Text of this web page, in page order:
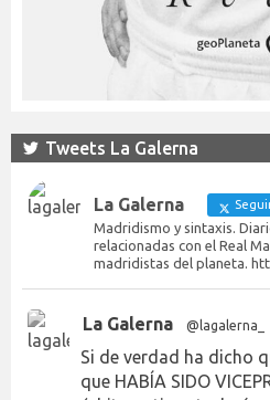
Tweets La Galerna
La Galerna
Madridismo y sintaxis.
relacionadas con el Real
madridistas del planeta.
La Galerna @lagalerna_
Si de verdad ha dicho
que HABÍA SIDO